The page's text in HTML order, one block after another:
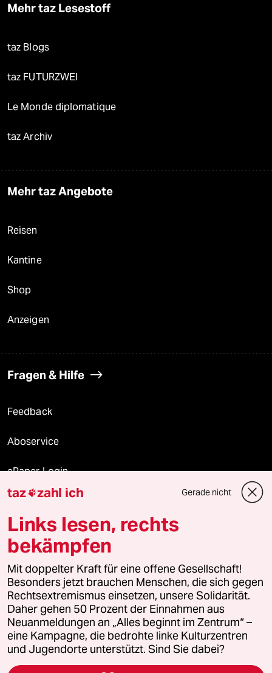
Mehr taz Lesestoff
taz Blogs
taz FUTURZWEI
Le Monde diplomatique
taz Archiv
Mehr taz Angebote
Reisen
Kantine
Shop
Anzeigen
Fragen & Hilfe
Feedback
Aboservice
ePaper Login
Downloads für Abonnierende
© 2026 taz Verlags und Vertriebs GmbH
Alle Rechte vorbehalten. Bei rechtlichen Fragen oder für Genehmigungen
wenden Sie sich bitte an lizenzen@taz.de
Feedback Redaktionsstatut Kommune-Richtlinien
Leitlinie Informant Datenschutz Impressum AGB
taz zahl ich Gerade nicht
Links lesen, rechts
bekämpfen
Mit doppelter Kraft für eine offene Gesellschaft!
Besonders jetzt brauchen Menschen, die sich gegen
Rechtsextremismus einsetzen, unsere Solidarität.
Daher gehen 50 Prozent der Einnahmen aus
Neuanmeldungen an „Alles beginnt im Zentrum“ –
eine Kampagne, die bedrohte linke Kulturzentren
und Jugendorte unterstützt. Sind Sie dabei?